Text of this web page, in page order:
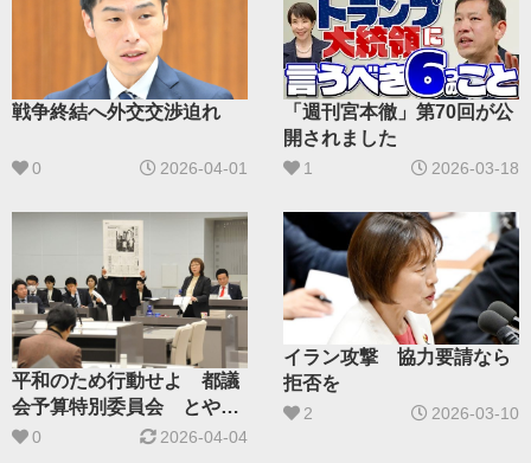
戦争終結へ外交交渉迫れ
0 2026-04-01
「週刊宮本徹」第70回が公
開されました
1 2026-03-18
平和のため行動せよ 都議
会予算特別委員会 とや
氏、知事に迫る
0 2026-04-04
イラン攻撃 協力要請なら
拒否を
2 2026-03-10